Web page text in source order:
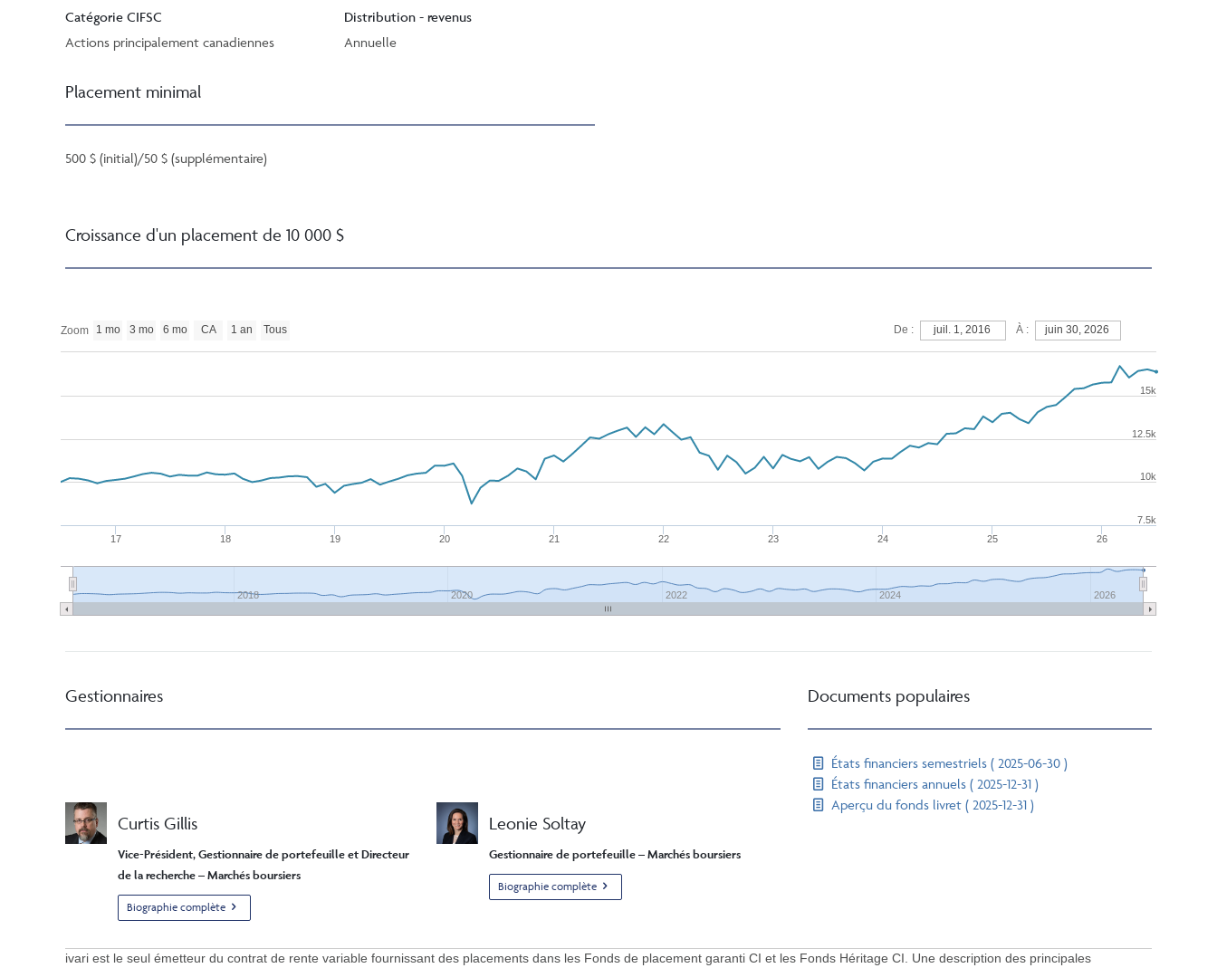
Catégorie CIFSC
Actions principalement canadiennes
Distribution - revenus
Annuelle
Placement minimal
500 $ (initial)/50 $ (supplémentaire)
Croissance d'un placement de 10 000 $
Zoom 1 mo 3 mo 6 mo CA 1 an Tous De : juil. 1, 2016 À : juin 30, 2026
17 18 19 20 21 22 23 24 25 26
2018 2020 2022 2024 2026
7.5k
10k
12.5k
15k
Gestionnaires
Curtis Gillis
Vice-Président, Gestionnaire de portefeuille et Directeur
de la recherche – Marchés boursiers
Biographie complète
Leonie Soltay
Gestionnaire de portefeuille – Marchés boursiers
Biographie complète
Documents populaires
États financiers semestriels ( 2025-06-30 )
États financiers annuels ( 2025-12-31 )
Aperçu du fonds livret ( 2025-12-31 )
ivari est le seul émetteur du contrat de rente variable fournissant des placements dans les Fonds de placement garanti CI et les Fonds Héritage CI. Une description des principales